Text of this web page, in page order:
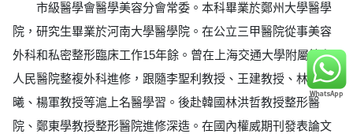
市級醫學會醫學美容分會常委。本科畢業於鄭州大學醫學
院，研究生畢業於河南大學醫學院。在公立三甲醫院從事美容
外科和私密整形臨床工作15年餘。曾在上海交通大學附屬第九
人民醫院整複外科進修，跟隨李聖利教授、王建教授、林曉
曦、楊軍教授等滬上名醫學習。後赴韓國林洪哲教授整形醫
院、鄭東學教授整形醫院進修深造。在國內權威期刊發表論文